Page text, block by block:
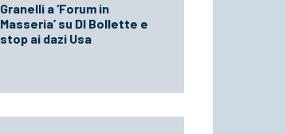
Granelli a ‘Forum in
Masseria’ su Dl Bollette e
stop ai dazi Usa